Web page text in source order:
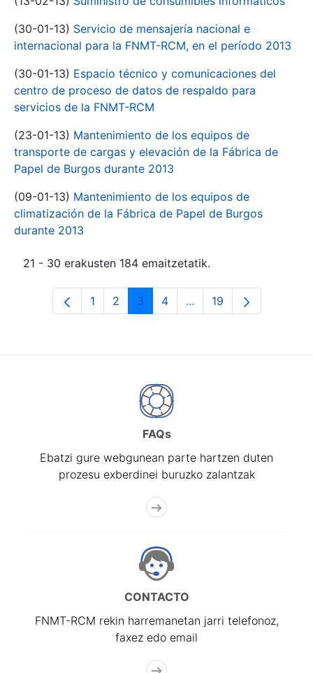
(30-01-13) Servicio de mensajería nacional e
internacional para la FNMT-RCM, en el período 2013
(30-01-13) Espacio técnico y comunicaciones del
centro de proceso de datos de respaldo para
servicios de la FNMT-RCM
(23-01-13) Mantenimiento de los equipos de
transporte de cargas y elevación de la Fábrica de
Papel de Burgos durante 2013
(09-01-13) Mantenimiento de los equipos de
climatización de la Fábrica de Papel de Burgos
durante 2013
21 - 30 erakusten 184 emaitzetatik.
Orrialdea
1 Orrialdea
2 Orrialdea
3 Orrialdea
4 ...Intermediate Pages
Orrialdea
19
FAQs
Ebatzi gure webgunean parte hartzen duten
prozesu exberdinei buruzko zalantzak
CONTACTO
FNMT-RCM rekin harremanetan jarri telefonoz,
faxez edo email